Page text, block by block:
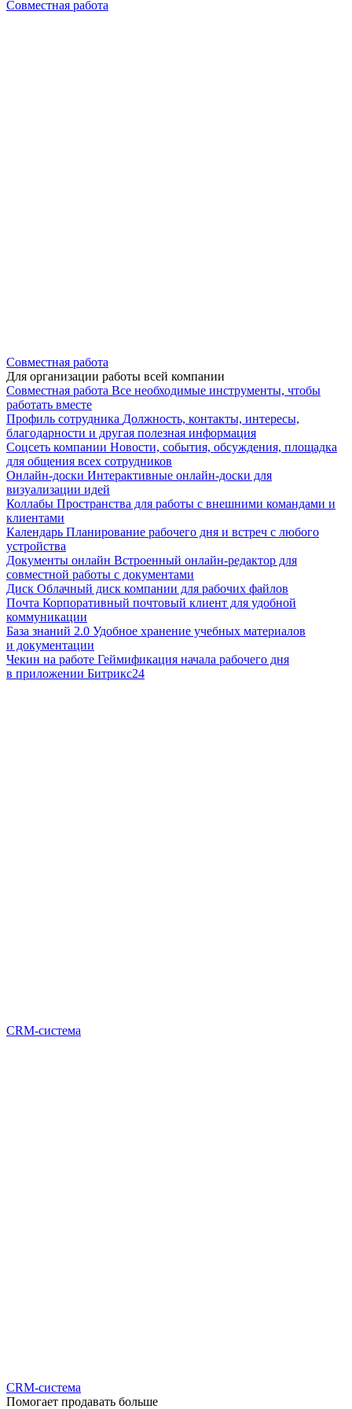
Совместная работа
Совместная работа
Для организации работы всей компании
Совместная работа Все необходимые инструменты, чтобы
работать вместе
Профиль сотрудника Должность, контакты, интересы,
благодарности и другая полезная информация
Соцсеть компании Новости, события, обсуждения, площадка
для общения всех сотрудников
Онлайн-доски Интерактивные онлайн-доски для
визуализации идей
Коллабы Пространства для работы с внешними командами и
клиентами
Календарь Планирование рабочего дня и встреч с любого
устройства
Документы онлайн Встроенный онлайн-редактор для
совместной работы с документами
Диск Облачный диск компании для рабочих файлов
Почта Корпоративный почтовый клиент для удобной
коммуникации
База знаний 2.0 Удобное хранение учебных материалов
и документации
Чекин на работе Геймификация начала рабочего дня
в приложении Битрикс24
CRM-система
CRM-система
Помогает продавать больше